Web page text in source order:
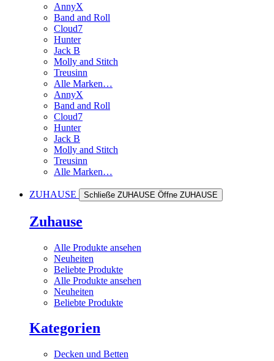
AnnyX
Band and Roll
Cloud7
Hunter
Jack B
Molly and Stitch
Treusinn
Alle Marken…
AnnyX
Band and Roll
Cloud7
Hunter
Jack B
Molly and Stitch
Treusinn
Alle Marken…
ZUHAUSE Schließe ZUHAUSE Öffne ZUHAUSE
Zuhause
Alle Produkte ansehen
Neuheiten
Beliebte Produkte
Alle Produkte ansehen
Neuheiten
Beliebte Produkte
Kategorien
Decken und Betten